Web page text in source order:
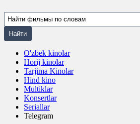
O'zbek kinolar
Horij kinolar
Tarjima Kinolar
Hind kino
Multiklar
Konsertlar
Seriallar
Telegram